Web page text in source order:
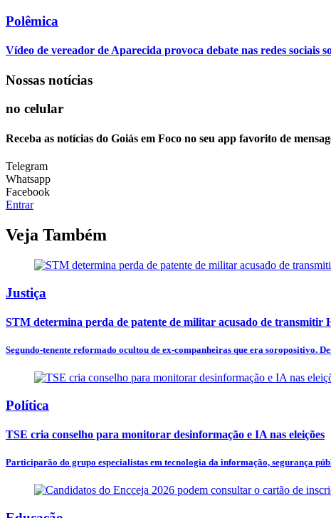
Polêmica
Vídeo de vereador de Aparecida provoca debate nas redes sociais
Nossas notícias
no celular
Receba as notícias do Goiás em Foco no seu app favorito de
Telegram
Whatsapp
Facebook
Entrar
Veja Também
Justiça
STM determina perda de patente de militar acusado de transmitir
Segundo-tenente reformado ocultou de ex-companheiras que era soropositivo.
Política
TSE cria conselho para monitorar desinformação e IA nas eleições
Participarão do grupo especialistas em tecnologia da informação, segurança